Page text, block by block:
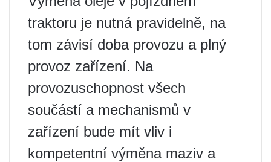
traktoru je nutná pravidelně, na
tom závisí doba provozu a plný
provoz zařízení. Na
provozuschopnost všech
součástí a mechanismů v
zařízení bude mít vliv i
kompetentní výměna maziv a